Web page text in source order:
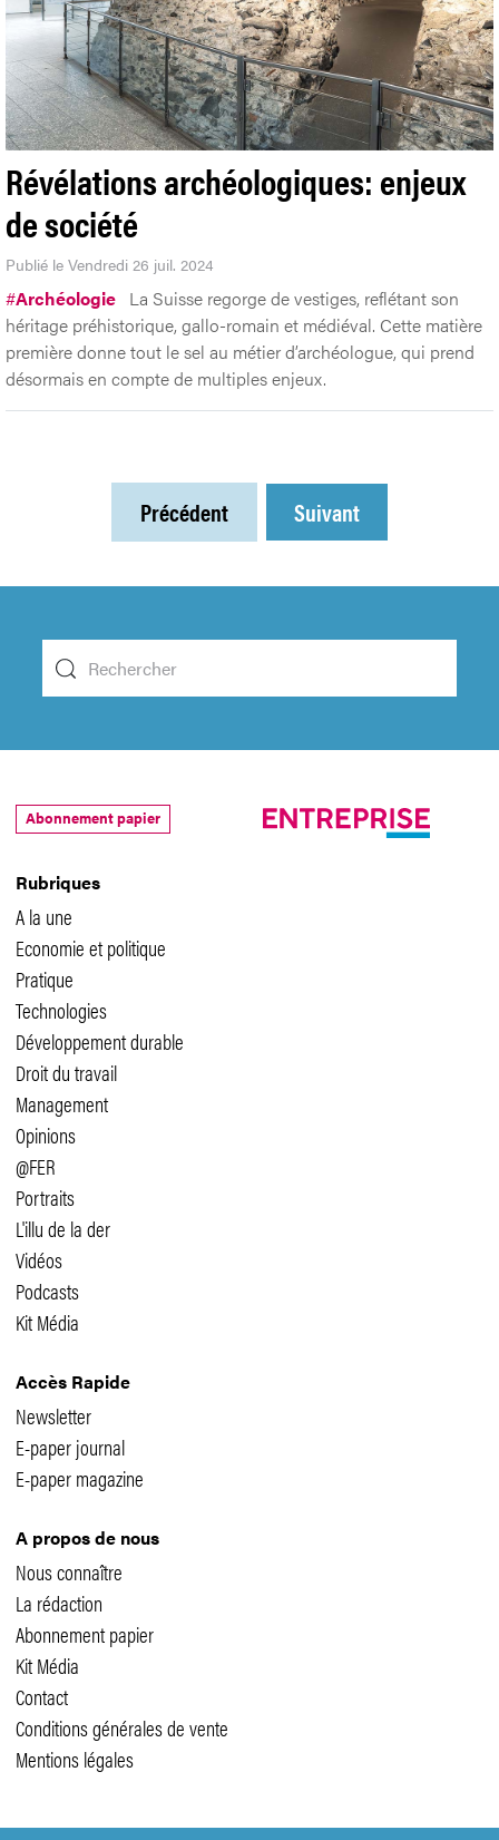
Révélations archéologiques: enjeux
de société
Publié le Vendredi 26 juil. 2024
#Archéologie La Suisse regorge de vestiges, reflétant son
héritage préhistorique, gallo-romain et médiéval. Cette matière
première donne tout le sel au métier d’archéologue, qui prend
désormais en compte de multiples enjeux.
Précédent Suivant
Rubriques
A la une
Economie et politique
Pratique
Technologies
Développement durable
Droit du travail
Management
Opinions
@FER
Portraits
L'illu de la der
Vidéos
Podcasts
Kit Média
Accès Rapide
Newsletter
E-paper journal
E-paper magazine
A propos de nous
Nous connaître
La rédaction
Abonnement papier
Kit Média
Contact
Conditions générales de vente
Mentions légales
Abonnement papier